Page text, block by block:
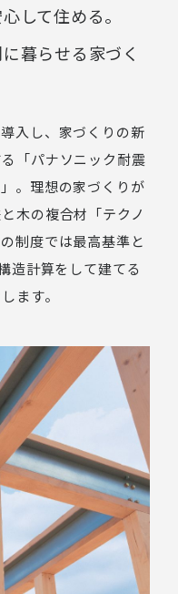
して住める。
暮らせる家づく
入し、家づくりの新
「パナソニック耐震
。理想の家づくりが
木の複合材「テクノ
制度では最高基準と
造計算をして建てる
ます。